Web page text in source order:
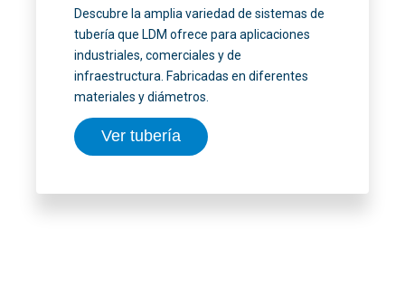
Descubre la amplia variedad de sistemas de
tubería que LDM ofrece para aplicaciones
industriales, comerciales y de
infraestructura. Fabricadas en diferentes
materiales y diámetros.
Ver tubería